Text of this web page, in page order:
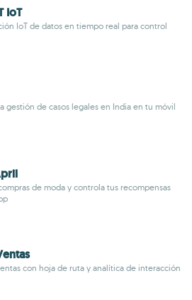
IoT
IoT de datos en tiempo real para control
gestión de casos legales en India en tu móvil
de moda y controla tus recompensas
con hoja de ruta y analítica de interacción